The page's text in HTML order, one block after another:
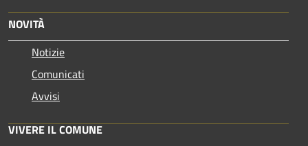
NOVITÀ
Notizie
Comunicati
Avvisi
VIVERE IL COMUNE